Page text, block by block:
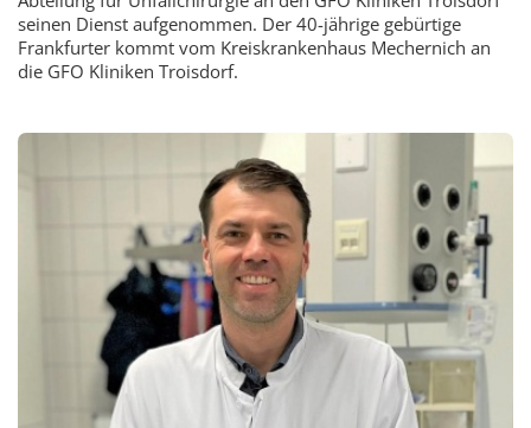
seinen Dienst aufgenommen. Der 40-jährige gebürtige
Frankfurter kommt vom Kreiskrankenhaus Mechernich an
die GFO Kliniken Troisdorf.